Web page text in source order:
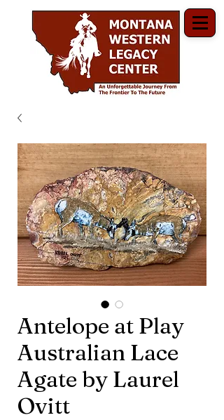
Antelope at Play
Australian Lace
Agate by Laurel
Ovitt